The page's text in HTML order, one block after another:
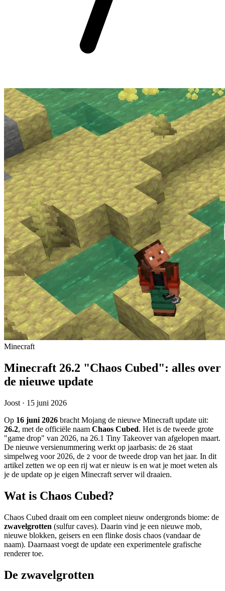
Minecraft
Minecraft 26.2 "Chaos Cubed": alles over
de nieuwe update
Joost · 15 juni 2026
Op 16 juni 2026 bracht Mojang de nieuwe Minecraft update uit:
26.2, met de officiële naam Chaos Cubed. Het is de tweede grote
"game drop" van 2026, na 26.1 Tiny Takeover van afgelopen maart.
De nieuwe versienummering werkt op jaarbasis: de 26 staat
simpelweg voor 2026, de 2 voor de tweede drop van het jaar. In dit
artikel zetten we op een rij wat er nieuw is en wat je moet weten als
je de update op je eigen Minecraft server wil draaien.
Wat is Chaos Cubed?
Chaos Cubed draait om een compleet nieuw ondergronds biome: de
zwavelgrotten (sulfur caves). Daarin vind je een nieuwe mob,
nieuwe blokken, geisers en een flinke dosis chaos (vandaar de
naam). Daarnaast voegt de update een experimentele grafische
renderer toe.
De zwavelgrotten